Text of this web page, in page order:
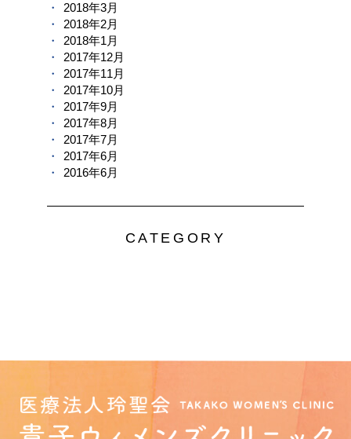
2018年3月
2018年2月
2018年1月
2017年12月
2017年11月
2017年10月
2017年9月
2017年8月
2017年7月
2017年6月
2016年6月
CATEGORY